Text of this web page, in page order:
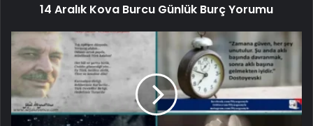
14 Aralık Kova Burcu Günlük Burç Yorumu